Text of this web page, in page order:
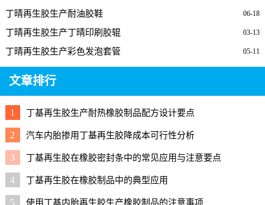
06-18
丁晴再生胶生产耐油胶鞋
03-13
丁晴再生胶生产丁晴印刷胶辊
05-11
丁晴再生胶生产彩色发泡套管
文章排行
1 丁基再生胶生产耐热橡胶制品配方设计要点
2 汽车内胎掺用丁基再生胶降成本可行性分析
3 丁基再生胶在橡胶密封条中的常见应用与注意要点
4 丁基再生胶在橡胶制品中的典型应用
5 使用丁基内胎再生胶生产橡胶制品的注意事项